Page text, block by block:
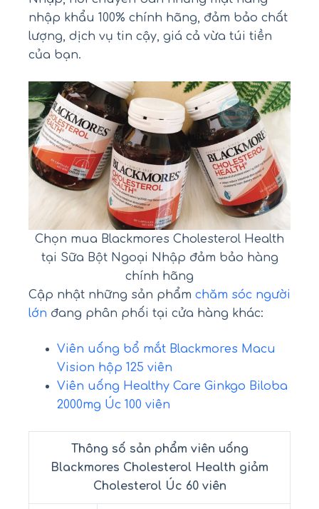
nhập khẩu 100% chính hãng, đảm bảo chất
lượng, dịch vụ tin cậy, giá cả vừa túi tiền
của bạn.
Chọn mua Blackmores Cholesterol Health
tại Sữa Bột Ngoại Nhập đảm bảo hàng
chính hãng
Cập nhật những sản phẩm chăm sóc người
lớn đang phân phối tại cửa hàng khác:
Viên uống bổ mắt Blackmores Macu
Vision hộp 125 viên
Viên uống Healthy Care Ginkgo Biloba
2000mg Úc 100 viên
Thông số sản phẩm viên uống
Blackmores Cholesterol Health giảm
Cholesterol Úc 60 viên